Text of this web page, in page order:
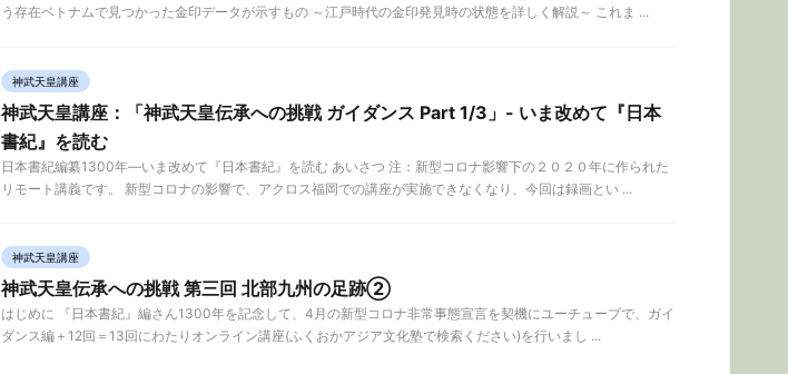
う存在ベトナムで見つかった金印データが示すもの ～江戸時代の金印発見時の状態を詳しく解説～ これま ...
神武天皇講座
神武天皇講座：「神武天皇伝承への挑戦 ガイダンス Part 1/3」- いま改めて『日本
書紀』を読む
日本書紀編纂1300年―いま改めて『日本書紀』を読む あいさつ 注：新型コロナ影響下の２０２０年に作られた
リモート講義です。 新型コロナの影響で、アクロス福岡での講座が実施できなくなり、今回は録画とい ...
神武天皇講座
神武天皇伝承への挑戦 第三回 北部九州の足跡②
はじめに 『日本書紀』編さん1300年を記念して、4月の新型コロナ非常事態宣言を契機にユーチューブで、ガイ
ダンス編＋12回＝13回にわたりオンライン講座(ふくおかアジア文化塾で検索ください)を行いまし ...